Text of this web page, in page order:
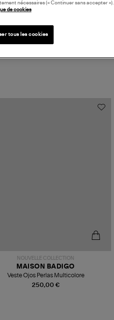
NOUVELLE COLLECTION
250,00 €
MAISON BADIGO
Veste Ojos Perlas Multicolore
nécessaires (« Continuer sans accepter »).
de cookies
tous les cookies